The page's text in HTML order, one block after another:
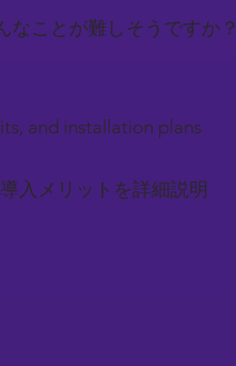
ことが難しそうですか？
and installation plans
入メリットを詳細説明